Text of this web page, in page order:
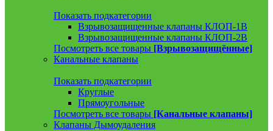
Показать подкатегории
Взрывозащищенные клапаны КЛОП-1В
Взрывозащищенные клапаны КЛОП-2В
Посмотреть все товары [Взрывозащищённые]
Канальные клапаны
Показать подкатегории
Круглые
Прямоугольные
Посмотреть все товары [Канальные клапаны]
Клапаны Дымоудаления